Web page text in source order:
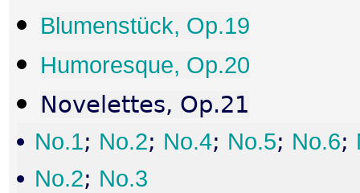
Blumenstück, Op.19
Humoresque, Op.20
Novelettes, Op.21
No.1; No.2; No.4; No.5; No.6;
No.2; No.3